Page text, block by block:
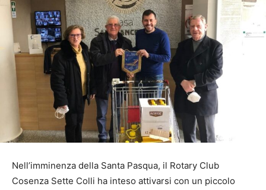
Nell’imminenza della Santa Pasqua, il Rotary Club
Cosenza Sette Colli ha inteso attivarsi con un piccolo